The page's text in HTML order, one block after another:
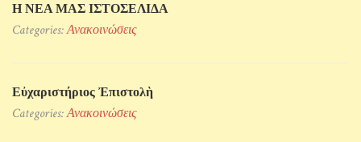
Η ΝΕΑ ΜΑΣ ΙΣΤΟΣΕΛΙΔΑ
Categories:Ανακοινώσεις
Εὐχαριστήριος Ἐπιστολὴ
Categories:Ανακοινώσεις